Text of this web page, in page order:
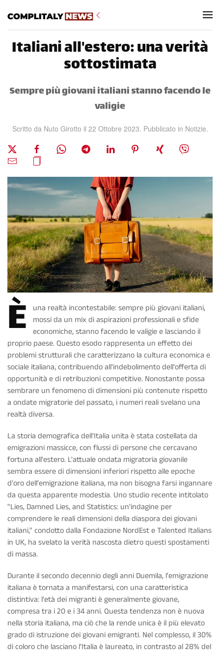
Italiani all'estero: una verità
sottostimata
Sempre più giovani italiani stanno facendo le
valigie
Scritto da Nuto Girotto il 22 Ottobre 2023. Pubblicato in Notizie.
È
una realtà incontestabile: sempre più giovani italiani,
mossi da un mix di aspirazioni professionali e sfide
economiche, stanno facendo le valigie e lasciando il
proprio paese. Questo esodo rappresenta un effetto dei
problemi strutturali che caratterizzano la cultura economica e
sociale italiana, contribuendo all'indebolimento dell'offerta di
opportunità e di retribuzioni competitive. Nonostante possa
sembrare un fenomeno di dimensioni più contenute rispetto
a ondate migratorie del passato, i numeri reali svelano una
realtà diversa.
La storia demografica dell'Italia unita è stata costellata da
emigrazioni massicce, con flussi di persone che cercavano
fortuna all'estero. L'attuale ondata migratoria giovanile
sembra essere di dimensioni inferiori rispetto alle epoche
d'oro dell'emigrazione italiana, ma non bisogna farsi ingannare
da questa apparente modestia. Uno studio recente intitolato
"Lies, Damned Lies, and Statistics: un'indagine per
comprendere le reali dimensioni della diaspora dei giovani
italiani," condotto dalla Fondazione NordEst e Talented Italians
in UK, ha svelato la verità nascosta dietro questi spostamenti
di massa.
Durante il secondo decennio degli anni Duemila, l'emigrazione
italiana è tornata a manifestarsi, con una caratteristica
distintiva: l'età dei migranti è generalmente giovane,
compresa tra i 20 e i 34 anni. Questa tendenza non è nuova
nella storia italiana, ma ciò che la rende unica è il più elevato
grado di istruzione dei giovani emigranti. Nel complesso, il 30%
di coloro che lasciano l'Italia è laureato, in contrasto al 28% del